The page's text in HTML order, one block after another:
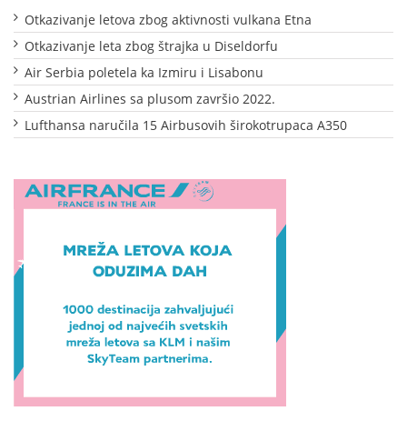
Otkazivanje letova zbog aktivnosti vulkana Etna
Otkazivanje leta zbog štrajka u Diseldorfu
Air Serbia poletela ka Izmiru i Lisabonu
Austrian Airlines sa plusom završio 2022.
Lufthansa naručila 15 Airbusovih širokotrupaca A350